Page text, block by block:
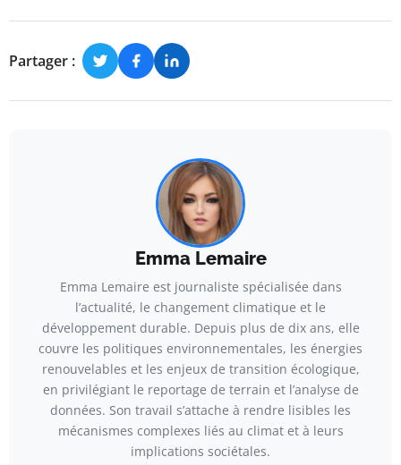
Partager :
Emma Lemaire
Emma Lemaire est journaliste spécialisée dans
l’actualité, le changement climatique et le
développement durable. Depuis plus de dix ans, elle
couvre les politiques environnementales, les énergies
renouvelables et les enjeux de transition écologique,
en privilégiant le reportage de terrain et l’analyse de
données. Son travail s’attache à rendre lisibles les
mécanismes complexes liés au climat et à leurs
implications sociétales.